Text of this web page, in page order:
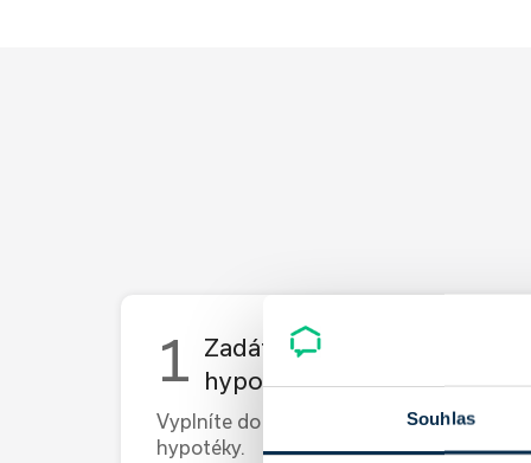
Souhlas
Zadáte si parametry stávající
hypotéky
Vyplníte do kalkulačky parametry své
hypotéky.